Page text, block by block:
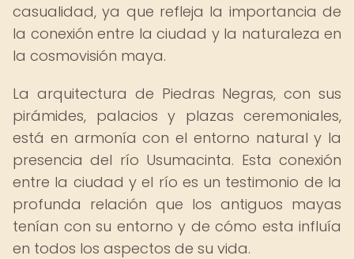
casualidad, ya que refleja la importancia de
la conexión entre la ciudad y la naturaleza en
la cosmovisión maya.
La arquitectura de Piedras Negras, con sus
pirámides, palacios y plazas ceremoniales,
está en armonía con el entorno natural y la
presencia del río Usumacinta. Esta conexión
entre la ciudad y el río es un testimonio de la
profunda relación que los antiguos mayas
tenían con su entorno y de cómo esta influía
en todos los aspectos de su vida.